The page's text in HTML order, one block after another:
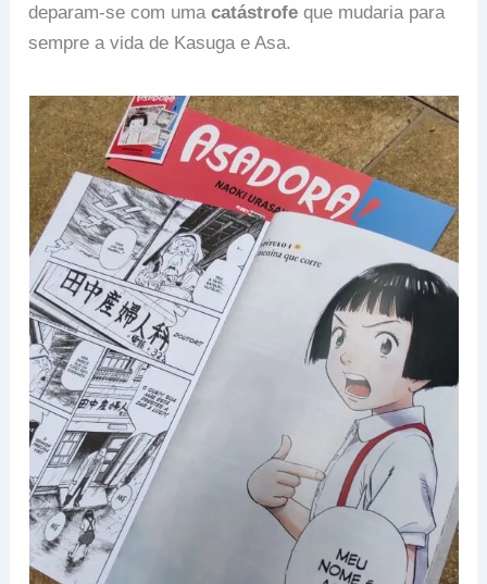
deparam-se com umacatástrofe que mudaria para
sempre a vida de Kasuga e Asa.